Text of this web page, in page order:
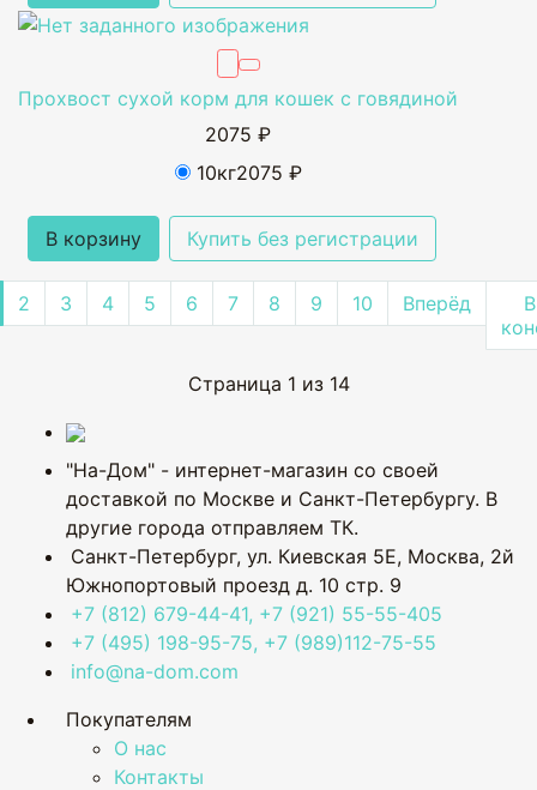
Прохвост сухой корм для кошек с говядиной
2075 ₽
10кг2075 ₽
В корзину Купить без регистрации
2 3 4 5 6 7 8 9 10 Вперёд
В
Страница 1 из 14
"На-Дом" - интернет-магазин со своей
доставкой по Москве и Санкт-Петербургу. В
другие города отправляем ТК.
Санкт-Петербург, ул. Киевская 5Е, Москва, 2й
Южнопортовый проезд д. 10 стр. 9
+7 (812) 679-44-41, +7 (921) 55-55-405
+7 (495) 198-95-75, +7 (989)112-75-55
info@na-dom.com
Покупателям
О нас
Контакты